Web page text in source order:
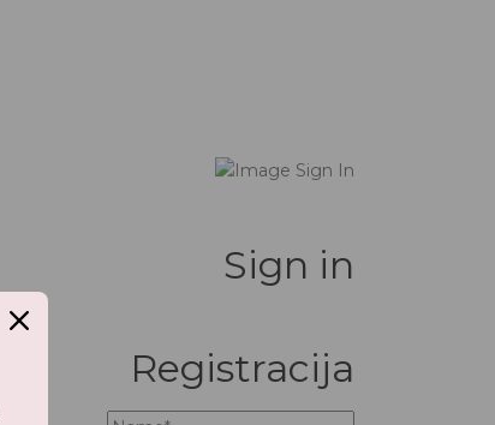
Sign in
Registracija